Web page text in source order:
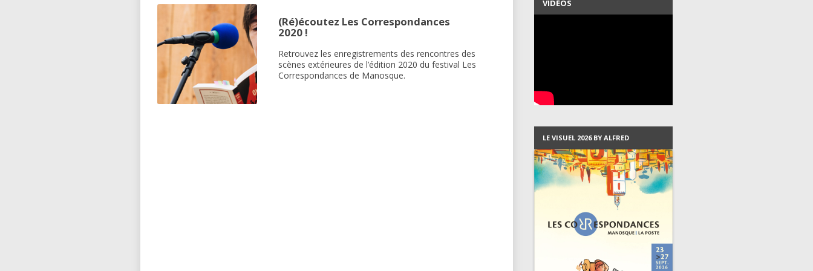
RÉALISATEURS,
RÉALISTATRICES
ILLUSTRATEUR,
ILLUSTRATRICE
MODÉRATION
(Ré)écoutez Les Correspondances
2020 !
Retrouvez les enregistrements des rencontres des
scènes extérieures de l’édition 2020 du festival Les
Correspondances de Manosque.
LES PROGRAMMES DEPUIS
2007
VIDÉOS
LE VISUEL 2026 BY ALFRED